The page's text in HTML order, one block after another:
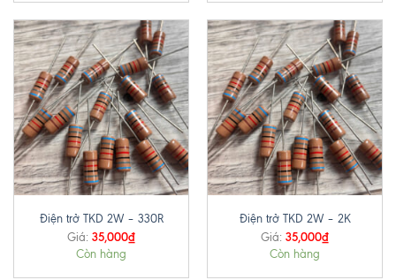
Điện trở TKD 2W – 330R
Giá: 35,000₫
Còn hàng
Điện trở TKD 2W – 2K
Giá: 35,000₫
Còn hàng